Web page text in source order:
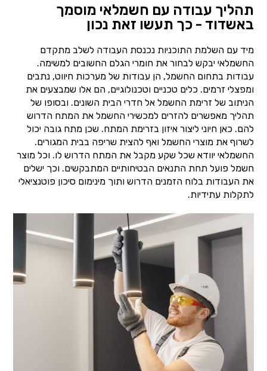
תהליך עבודה עם חשמלאי מוסמך
באשדוד - כך תעשו זאת נכון
מיד עם השלמת התוכניות נכנסת העבודה לשלב מתקדם
החשמלאי יבקש לבחור את חומרי הגלם החשובים למשימה.
עבודות בתחום החשמל, הן עבודות של מערכות חיווט, נתבים
ומפצלי זרמים. כלים טכניים וטכנולוגיים, הם אלו שמבצעים את
הניתוב של זרימת החשמל אל חדרי הבית השונים. ובסופו של
תהליך מאפשרים להזרים למכשירי החשמל את המתח הדרוש
להם. כאן חיוני ליצור איזון בזרימת המתח. שכן מתח גובה יכול
לשרוף את מוצרי החשמל ואף להצית שריפה בבית המגורים.
החשמלאי יוודא שכל שקע מקבל את המתח הדרוש לו. וכל מוצר
חשמל פועל תחת התנאים הבטיחותיים המתבקשים. וכך ישלים
את העבודות בלוח הזמנים הדרוש ותוך מינימום סיכון פוטנציאלי
לתקלות עתידיות.